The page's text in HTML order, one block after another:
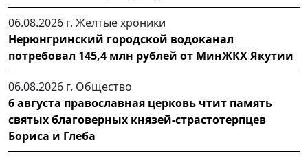
06.08.2026 г. Желтые хроники
Нерюнгринский городской водоканал
потребовал 145,4 млн рублей от МинЖКХ Якутии
06.08.2026 г. Общество
6 августа православная церковь чтит память
святых благоверных князей-страстотерпцев
Бориса и Глеба